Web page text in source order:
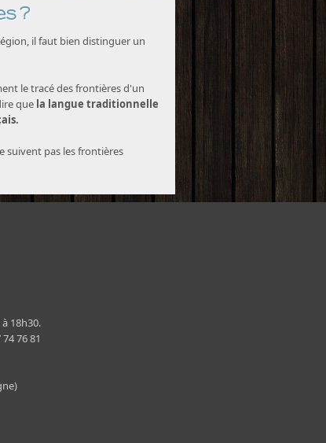
?
il faut bien distinguer un
le tracé des frontières d'un
que la langue traditionnelle
suivent pas les frontières
18h30.
76 81